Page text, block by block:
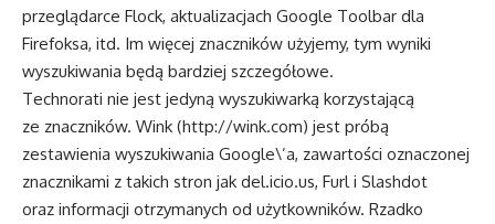
przeglądarce Flock, aktualizacjach Google Toolbar dla
Firefoksa, itd. Im więcej znaczników użyjemy, tym wyniki
wyszukiwania będą bardziej szczegółowe.
Technorati nie jest jedyną wyszukiwarką korzystającą
ze znaczników. Wink (http://wink.com) jest próbą
zestawienia wyszukiwania Google\’a, zawartości oznaczonej
znacznikami z takich stron jak del.icio.us, Furl i Slashdot
oraz informacji otrzymanych od użytkowników. Rzadko